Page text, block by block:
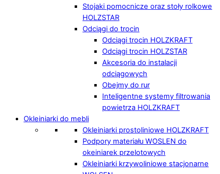
Stojaki pomocnicze oraz stoły rolkowe
HOLZSTAR
Odciągi do trocin
Odciągi trocin HOLZKRAFT
Odciągi trocin HOLZSTAR
Akcesoria do instalacji
odciągowych
Obejmy do rur
Inteligentne systemy filtrowania
powietrza HOLZKRAFT
Okleiniarki do mebli
Okleiniarki prostoliniowe HOLZKRAFT
Podpory materiału WOSLEN do
okeiniarek przelotowych
Okleiniarki krzywoliniowe stacjonarne